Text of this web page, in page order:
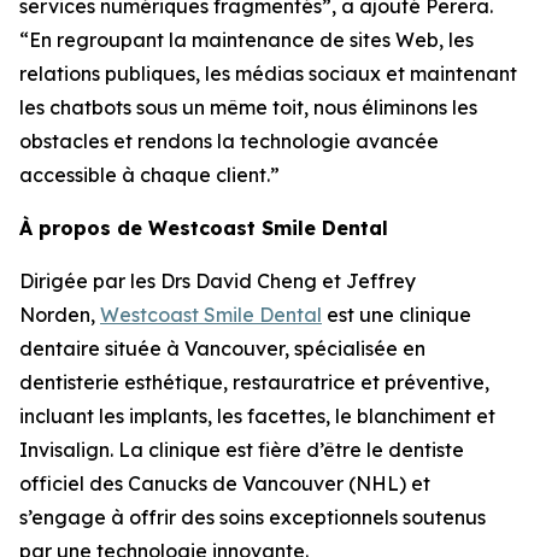
services numériques fragmentés”, a ajouté Perera.
“En regroupant la maintenance de sites Web, les
relations publiques, les médias sociaux et maintenant
les chatbots sous un même toit, nous éliminons les
obstacles et rendons la technologie avancée
accessible à chaque client.”
À propos de Westcoast Smile Dental
Dirigée par les Drs David Cheng et Jeffrey
Norden, Westcoast Smile Dental est une clinique
dentaire située à Vancouver, spécialisée en
dentisterie esthétique, restauratrice et préventive,
incluant les implants, les facettes, le blanchiment et
Invisalign. La clinique est fière d’être le dentiste
officiel des Canucks de Vancouver (NHL) et
s’engage à offrir des soins exceptionnels soutenus
par une technologie innovante.